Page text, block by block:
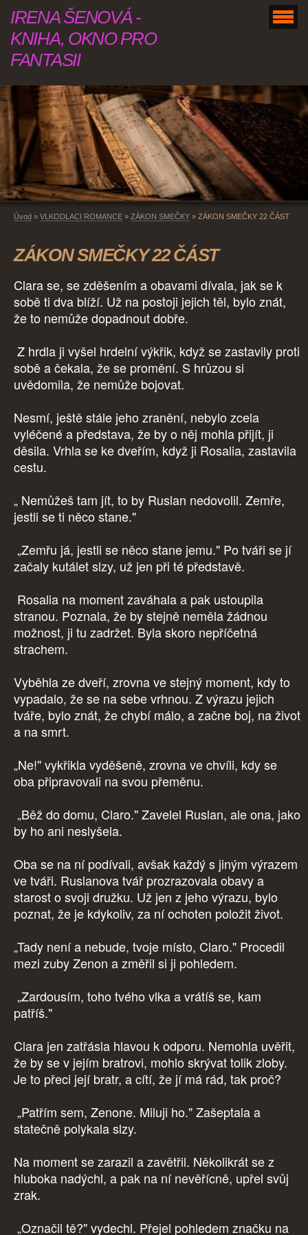
IRENA ŠENOVÁ -
KNIHA, OKNO PRO
FANTASII
Úvod » VLKODLACI ROMANCE » ZÁKON SMEČKY » ZÁKON SMEČKY 22 ČÁST
ZÁKON SMEČKY 22 ČÁST
Clara se, se zděšením a obavami dívala, jak se k
sobě ti dva blíží. Už na postoji jejich těl, bylo znát,
že to nemůže dopadnout dobře.
Z hrdla ji vyšel hrdelní výkřik, když se zastavily proti
sobě a čekala, že se promění. S hrůzou si
uvědomila, že nemůže bojovat.
Nesmí, ještě stále jeho zranění, nebylo zcela
vyléčené a představa, že by o něj mohla přijít, ji
děsila. Vrhla se ke dveřím, když ji Rosalia, zastavila
cestu.
„ Nemůžeš tam jít, to by Ruslan nedovolil. Zemře,
jestli se ti něco stane."
„Zemřu já, jestli se něco stane jemu." Po tváři se jí
začaly kutálet slzy, už jen při té představě.
Rosalia na moment zaváhala a pak ustoupila
stranou. Poznala, že by stejně neměla žádnou
možnost, ji tu zadržet. Byla skoro nepříčetná
strachem.
Vyběhla ze dveří, zrovna ve stejný moment, kdy to
vypadalo, že se na sebe vrhnou. Z výrazu jejich
tváře, bylo znát, že chybí málo, a začne boj, na život
a na smrt.
„Ne!" vykřikla vyděšeně, zrovna ve chvíli, kdy se
oba připravovali na svou přeměnu.
„Běž do domu, Claro." Zavelel Ruslan, ale ona, jako
by ho ani neslyšela.
Oba se na ní podívali, avšak každý s jiným výrazem
ve tváři. Ruslanova tvář prozrazovala obavy a
starost o svoji družku. Už jen z jeho výrazu, bylo
poznat, že je kdykoliv, za ní ochoten položit život.
„Tady není a nebude, tvoje místo, Claro." Procedil
mezi zuby Zenon a změřil si ji pohledem.
„Zardousím, toho tvého vlka a vrátíš se, kam
patříš."
Clara jen zatřásla hlavou k odporu. Nemohla uvěřit,
že by se v jejím bratrovi, mohlo skrývat tolik zloby.
Je to přeci její bratr, a cítí, že jí má rád, tak proč?
„Patřím sem, Zenone. Miluji ho." Zašeptala a
statečně polykala slzy.
Na moment se zarazil a zavětřil. Několikrát se z
hluboka nadýchl, a pak na ní nevěřícně, upřel svůj
zrak.
„Označil tě?" vydechl. Přejel pohledem značku na